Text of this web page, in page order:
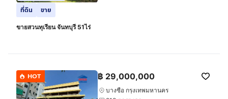
ที่ดิน ขาย
ขายสวนทุเรียน จันทบุรี 51ไร่
HOT ฿ 29,000,000
บางซื่อ กรุงเทพมหานคร